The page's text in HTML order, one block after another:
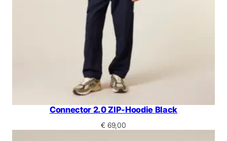
Connector 2.0 ZIP-Hoodie Black
€69,00